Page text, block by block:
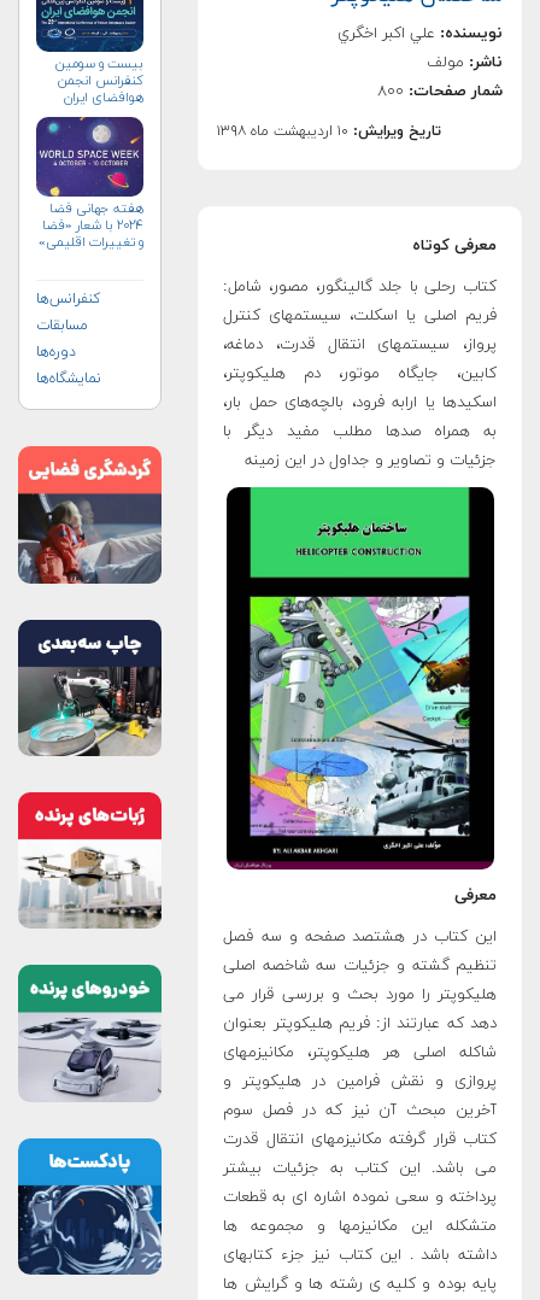
نویسنده: علي اكبر اخگري
ناشر: مولف
شمار صفحات: ۸۰۰
تاریخ ویرایش: ۱۰ اردیبهشت ماه ۱۳۹۸
معرفی کوتاه
کتاب رحلی با جلد گالینگور، مصور، شامل:
فریم اصلی یا اسکلت، سیستمهای کنترل
پرواز، سیستمهای انتقال قدرت، دماغه،
کابین، جایگاه موتور، دم هلیکوپتر،
اسکیدها یا ارابه فرود، بالچه‌های حمل بار،
به همراه صدها مطلب مفید دیگر با
جزئیات و تصاویر و جداول در این زمینه
معرفی
این کتاب در هشتصد صفحه و سه فصل
تنظیم گشته و جزئیات سه شاخصه اصلی
هلیکوپتر را مورد بحث و بررسی قرار می
دهد که عبارتند از: فريم هلیکوپتر بعنوان
شاكله اصلی هر هلیکوپتر، مکانیزمهای
پروازی و نقش فرامين در هلیکوپتر و
آخرین مبحث آن نیز که در فصل سوم
كتاب قرار گرفته مکانیزمهای انتقال قدرت
می باشد. این کتاب به جزئیات بیشتر
پرداخته و سعی نموده اشاره ای به قطعات
متشکله این مکانیزمها و مجموعه ها
داشته باشد . این کتاب نیز جزء کتابهای
پایه بوده و کلیه ی رشته ها و گرایش ها
بیست و سومین
کنفرانس انجمن
هوافضای ايران
هفته جهانی فضا
۲۰۲۴ با شعار «فضا
و تغییرات اقلیمی»
کنفرانس‌ها
مسابقات
دوره‌ها
نمایشگاه‌ها